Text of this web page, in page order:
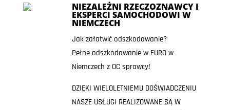
NIEZALEŻNI RZECZOZNAWCY I
EKSPERCI SAMOCHODOWI W
NIEMCZECH
Jak załatwić odszkodowanie?
Pełne odszkodowanie w EURO w
Niemczech z OC sprawcy!
DZIĘKI WIELOLETNIEMU DOŚWIADCZENIU
NASZE USŁUGI REALIZOWANE SĄ W